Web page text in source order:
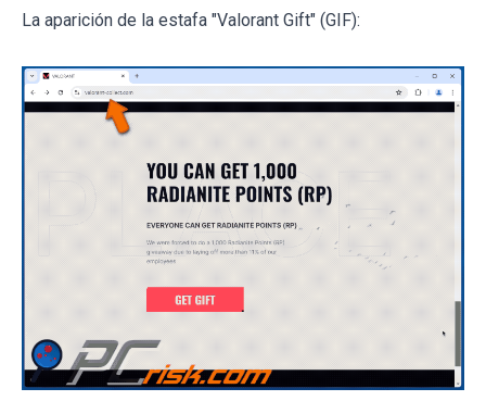
La aparición de la estafa "Valorant Gift" (GIF):